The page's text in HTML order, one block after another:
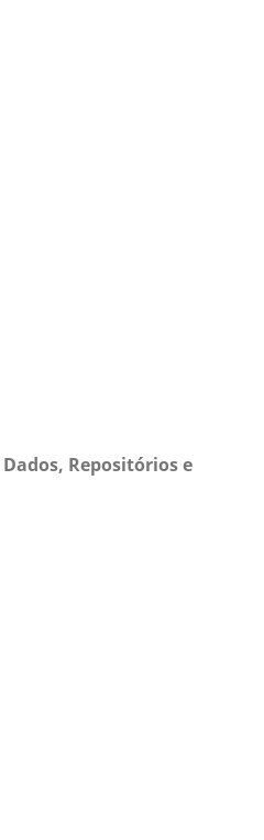
Repositórios e